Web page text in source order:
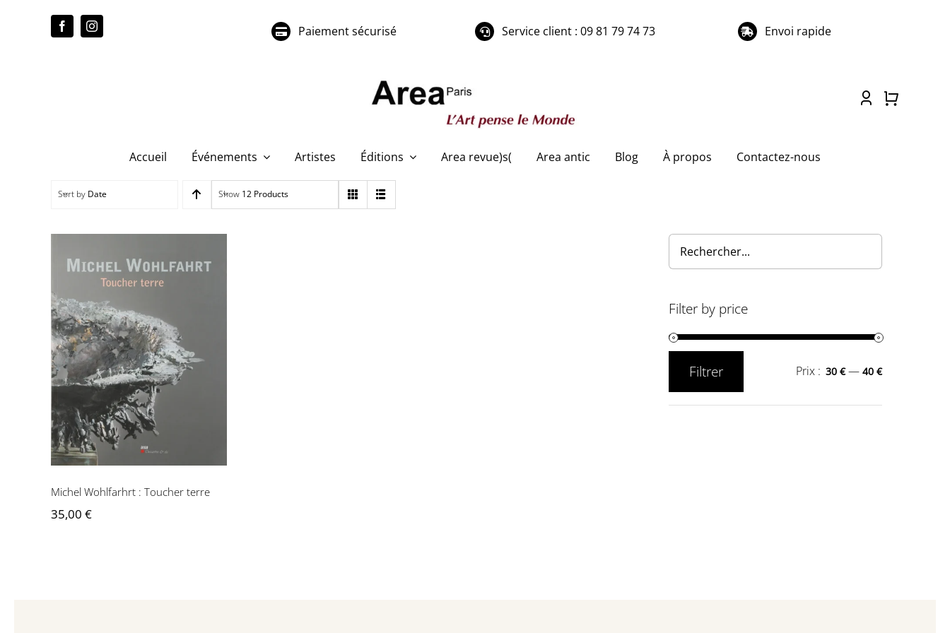
Paiement sécurisé Service client : 09 81 79 74 73 Envoi rapide
Accueil Événements Artistes Éditions Area revue)s( Area antic Blog À propos Contactez-nous
Sort by Date Show 12 Products
Michel Wohlfarhrt :
Toucher terre
Michel Wohlfarhrt : Toucher terre
35,00 €
Filter by price
Filtrer Prix : 30 €— 40 €